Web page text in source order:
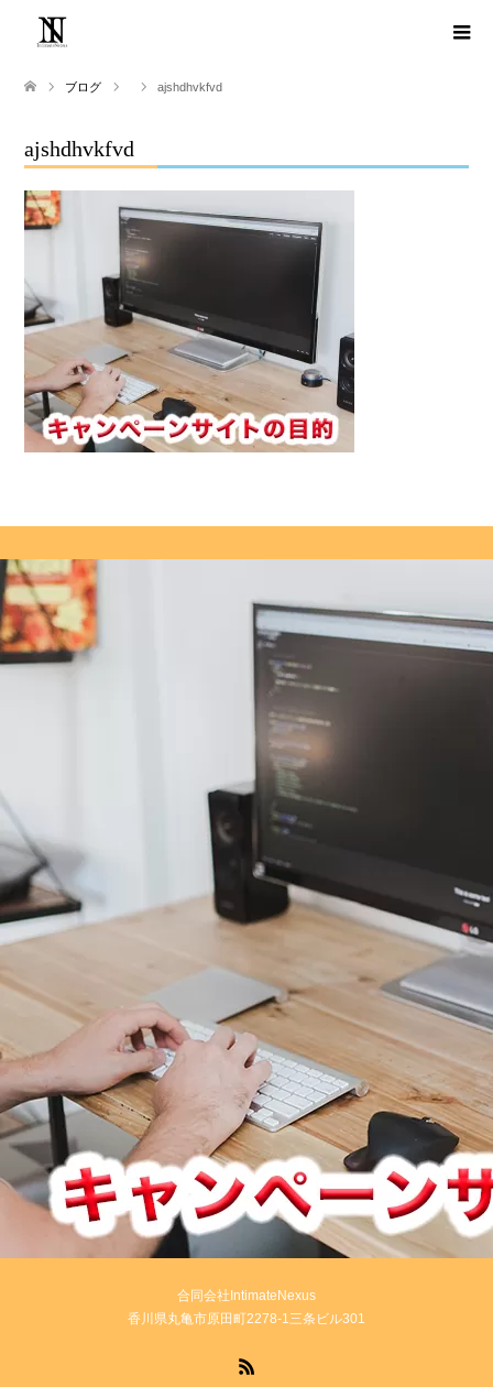
ブログ ajshdhvkfvd
ajshdhvkfvd
合同会社IntimateNexus
香川県丸亀市原田町2278-1三条ビル301